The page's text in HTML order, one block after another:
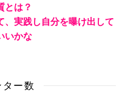
とは？
、実践し自分を曝け出して
いかな
ー数